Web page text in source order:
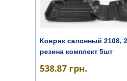
Коврик салонный 2108,
резина комплект 5шт
538.87 грн.